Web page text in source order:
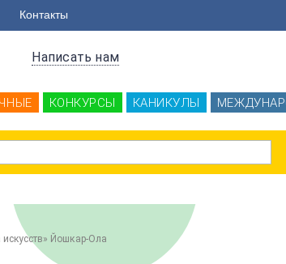
Контакты
Написать нам
КОНКУРСЫ КАНИКУЛЫ
Йошкар-Ола